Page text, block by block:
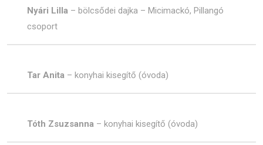
Nyári Lilla– bölcsődei dajka – Micimackó, Pillangó
csoport
Tar Anita– konyhai kisegítő (óvoda)
Tóth Zsuzsanna– konyhai kisegítő (óvoda)